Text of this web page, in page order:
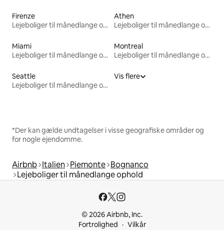
Firenze
Lejeboliger til månedlange ophold
Athen
Lejeboliger til månedlange ophold
Miami
Lejeboliger til månedlange ophold
Montreal
Lejeboliger til månedlange ophold
Seattle
Lejeboliger til månedlange ophold
Vis flere
*Der kan gælde undtagelser i visse geografiske områder og
for nogle ejendomme.
Airbnb Italien Piemonte Bognanco
Lejeboliger til månedlange ophold
© 2026 Airbnb, Inc.
Fortrolighed
Vilkår